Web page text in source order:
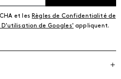
et les Règles de Confidentialité de
de Googles' appliquent.